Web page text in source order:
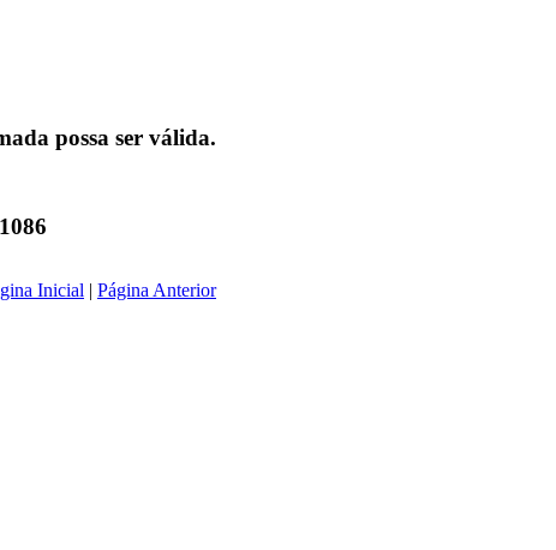
possa ser válida.
Inicial | Página Anterior